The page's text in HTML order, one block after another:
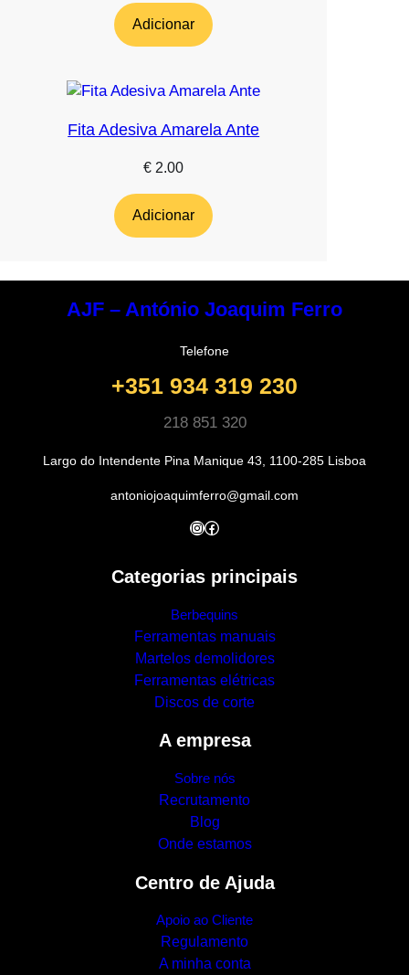
Adicionar
Fita Adesiva Amarela Ante
€ 2.00
Adicionar
AJF – António Joaquim Ferro
Telefone
+351 934 319 230
218 851 320
Largo do Intendente Pina Manique 43, 1100-285 Lisboa
antoniojoaquimferro@gmail.com
InstagramFacebook
Categorias principais
Berbequins
Ferramentas manuais
Martelos demolidores
Ferramentas elétricas
Discos de corte
A empresa
Sobre nós
Recrutamento
Blog
Onde estamos
Centro de Ajuda
Apoio ao Cliente
Regulamento
A minha conta